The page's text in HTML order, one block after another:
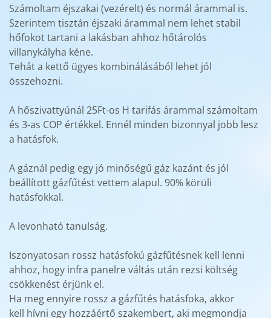
Számoltam éjszakai (vezérelt) és normál árammal is.
Szerintem tisztán éjszaki árammal nem lehet stabil
hőfokot tartani a lakásban ahhoz hőtárolós
villanykályha kéne.
Tehát a kettő ügyes kombinálásából lehet jól
összehozni.
A hőszivattyúnál 25Ft-os H tarifás árammal számoltam
és 3-as COP értékkel. Ennél minden bizonnyal jobb lesz
a hatásfok.
A gáznál pedig egy jó minőségű gáz kazánt és jól
beállított gázfűtést vettem alapul. 90% körüli
hatásfokkal.
A levonható tanulság.
Iszonyatosan rossz hatásfokú gázfűtésnek kell lenni
ahhoz, hogy infra panelre váltás után rezsi költség
csökkenést érjünk el.
Ha meg ennyire rossz a gázfűtés hatásfoka, akkor
kell hívni egy hozzáértő szakembert, aki megmondja